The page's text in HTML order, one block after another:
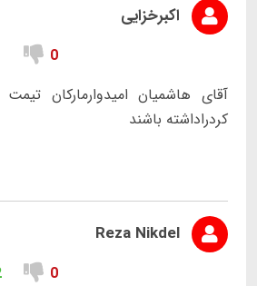
اکبرخزایی
0
آقای هاشمیان امیدوارمارکان
کردراداشته باشند
Reza Nikdel
0